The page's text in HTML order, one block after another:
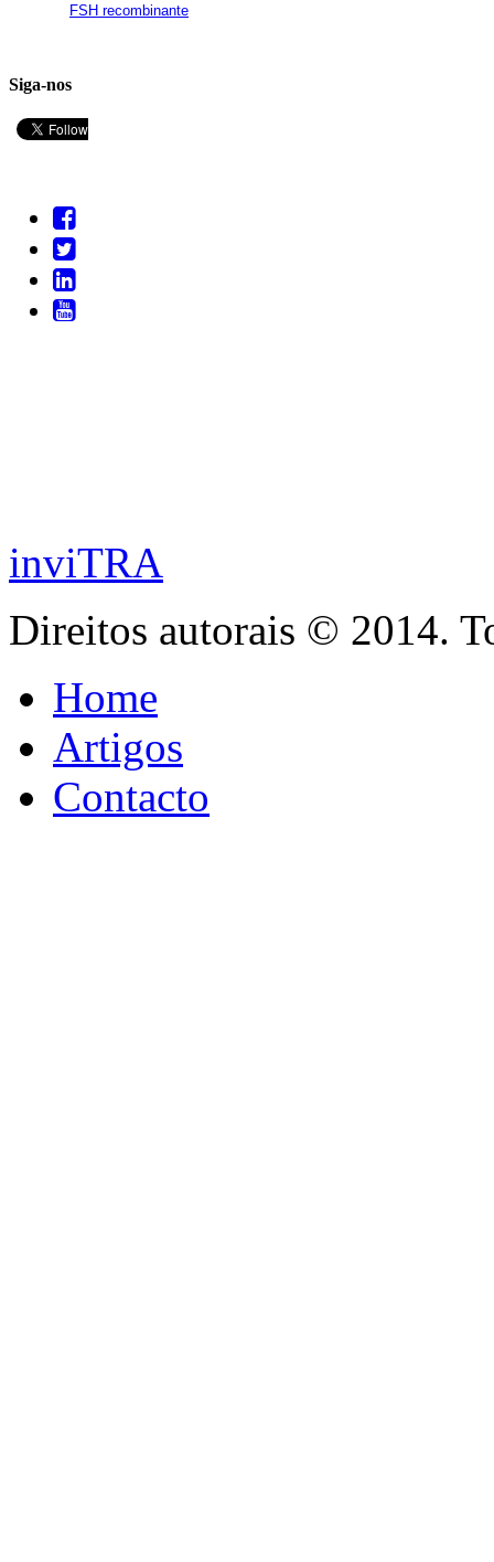
FSH recombinante
Siga-nos
inviTRA
Direitos autorais © 2014.
Home
Artigos
Contacto